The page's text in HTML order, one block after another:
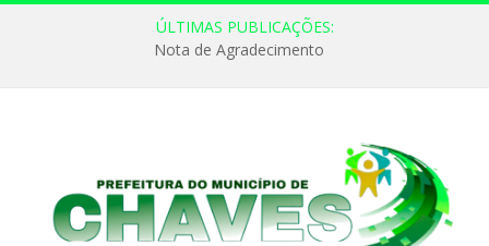
ÚLTIMAS PUBLICAÇÕES:
Nota de Agradecimento